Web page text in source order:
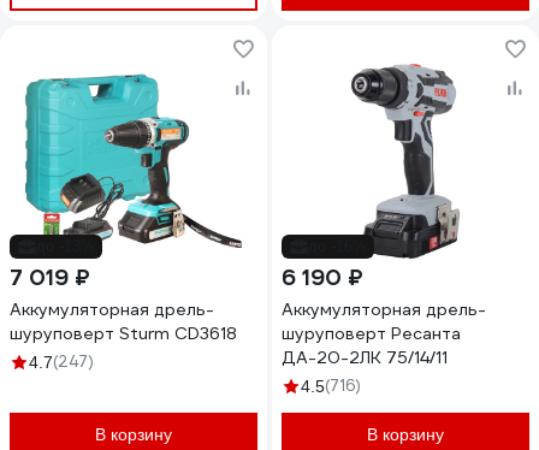
7 019 ₽
Аккумуляторная дрель-
шуруповерт Sturm CD3618
4.7(247)
В корзину
6 190 ₽
Аккумуляторная дрель-
шуруповерт Ресанта
ДА-20-2ЛК 75/14/11
4.5(716)
В корзину